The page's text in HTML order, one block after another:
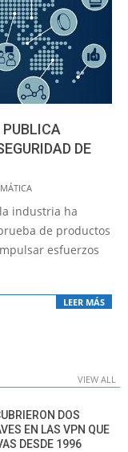
PUBLICA
DE
industria ha
de productos
esfuerzos
LEER MÁS
VIEW ALL
DOS
EN LAS VPN QUE
DESDE 1996